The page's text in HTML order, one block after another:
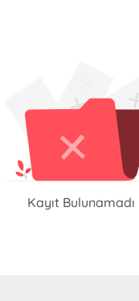
Kayıt Bulunamadı